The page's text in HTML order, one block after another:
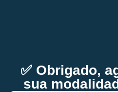
✅ Obrigado,
sua